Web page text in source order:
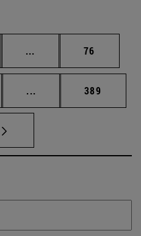
... Páginas intermedias
Página
76
... Páginas intermedias
Página
389